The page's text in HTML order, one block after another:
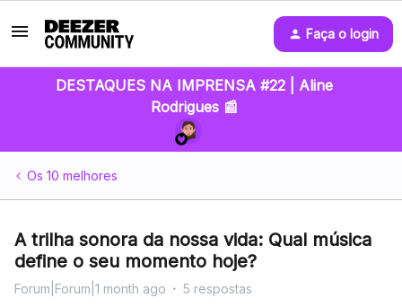
Faça o login
DESTAQUES NA IMPRENSA #22 | Aline
Rodrigues 📰
Os 10 melhores
A trilha sonora da nossa vida: Qual música
define o seu momento hoje?
Forum|Forum|1 month ago 5 respostas